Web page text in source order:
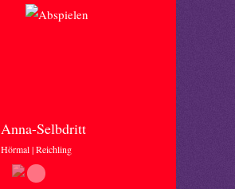
Anna-Selbdritt
Hörmal | Reichling